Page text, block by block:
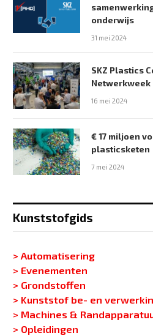
onderwijs
31 mei 2024
SKZ Plastics
Netwerkweek
16 mei 2024
€ 17 miljoen
plasticsketen
7 mei 2024
Kunststofgids
> Automatisering
> Evenementen
> Grondstoffen
> Kunststof be- en
> Machines &
> Opleidingen